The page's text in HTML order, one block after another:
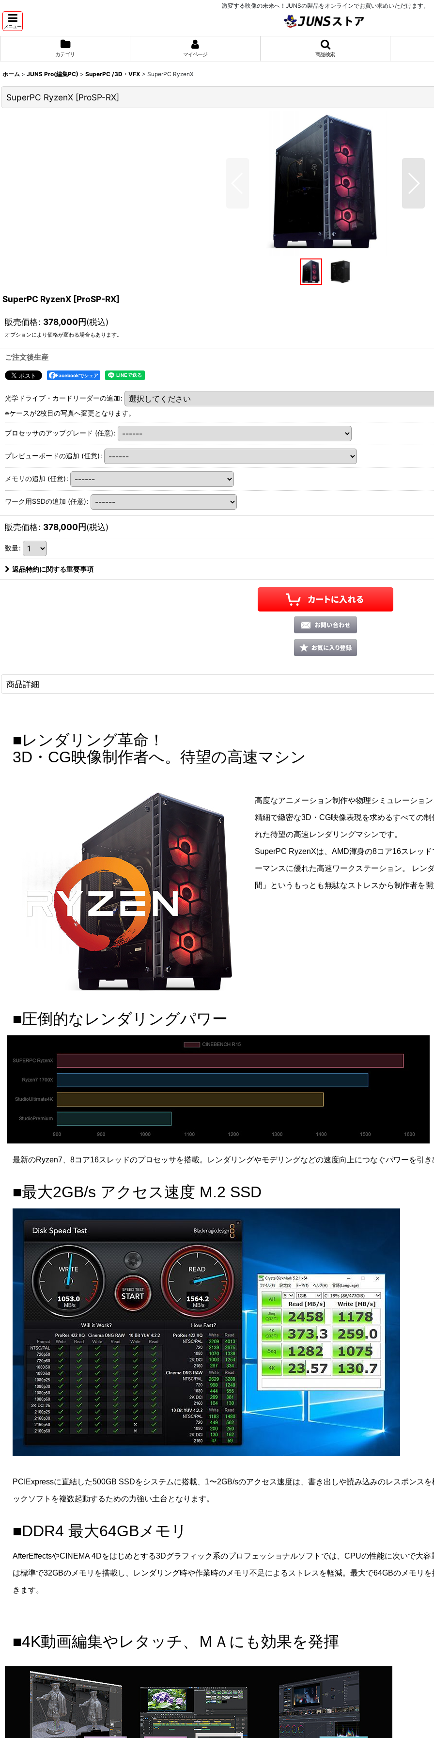
激変する映像の未来へ！JUNSの製品をオンラインでお買い求めいただけます。
メニュー
カテゴリ マイページ 商品検索
ホーム > JUNS Pro(編集PC) > SuperPC /3D・VFX > SuperPC RyzenX
SuperPC RyzenX [ProSP-RX]
SuperPC RyzenX [ProSP-RX]
販売価格: 378,000円(税込)
オプションにより価格が変わる場合もあります。
ご注文後生産
Facebookでシェア
光学ドライブ・カードリーダーの追加:
※ケースが2枚目の写真へ変更となります。
プロセッサのアップグレード (任意):
プレビューボードの追加 (任意):
メモリの追加 (任意):
ワーク用SSDの追加 (任意):
販売価格: 378,000円(税込)
数量:
返品特約に関する重要事項
商品詳細
■レンダリング革命！
3D・CG映像制作者へ。待望の高速マシン
高度なアニメーション制作や物理シミュレーショ
精細で緻密な3D・CG映像表現を求めるすべての
れた待望の高速レンダリングマシンです。
SuperPC RyzenXは、AMD渾身の8コア16スレッ
ーマンスに優れた高速ワークステーション。 レン
間」というもっとも無駄なストレスから制作者を開
■圧倒的なレンダリングパワー
最新のRyzen7、8コア16スレッドのプロセッサを搭載。レンダリングやモデリングなどの速度向上につなぐパワーを引き
■最大2GB/s アクセス速度 M.2 SSD
PCIExpressに直結した500GB SSDをシステムに搭載、1〜2GB/sのアクセス速度は、書き出しや読み込みのレスポンス
ックソフトを複数起動するための力強い土台となります。
■DDR4 最大64GBメモリ
AfterEffectsやCINEMA 4Dをはじめとする3Dグラフィック系のプロフェッショナルソフトでは、CPUの性能に次いで大
は標準で32GBのメモリを搭載し、レンダリング時や作業時のメモリ不足によるストレスを軽減。最大で64GBのメモリ
きます。
■4K動画編集やレタッチ、ＭＡにも効果を発揮